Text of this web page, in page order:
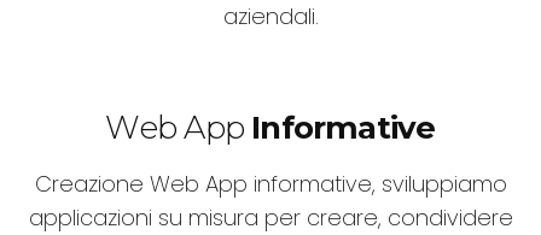
aziendali.
Web App Informative
Creazione Web App informative, sviluppiamo
applicazioni su misura per creare, condividere